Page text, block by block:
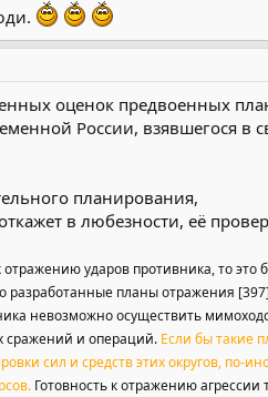
оценок предвоенных
России, взявшегося в
планирования,
в любезности, её
отражению ударов противника, то
планы отражения
невозможно осуществить
сражений и операций. Если бы такие
сил и средств этих округов,
Готовность к отражению